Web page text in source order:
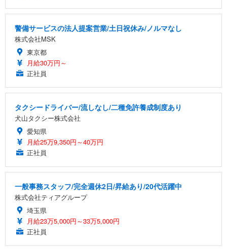
警備サービスの法人提案営業/土日祝休み/ノルマなし
株式会社MSK
東京都
月給30万円～
正社員
タクシードライバー/流しなし/二種免許養成制度あり
犬山タクシー株式会社
愛知県
月給25万9,350円～40万円
正社員
一般事務スタッフ/完全週休2日/昇給あり/20代活躍中
株式会社ティアグループ
埼玉県
月給23万5,000円～33万5,000円
正社員